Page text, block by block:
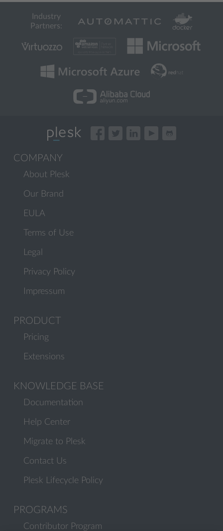
Industry
Partners:
COMPANY
About Plesk
Our Brand
EULA
Terms of Use
Legal
Privacy Policy
Impressum
PRODUCT
Pricing
Extensions
KNOWLEDGE BASE
Documentation
Help Center
Migrate to Plesk
Contact Us
Plesk Lifecycle Policy
PROGRAMS
Contributor Program